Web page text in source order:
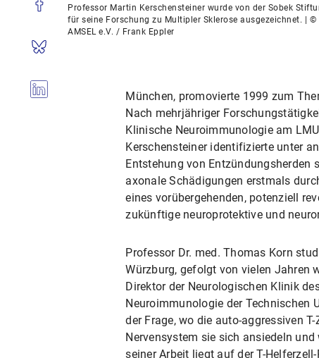
Professor Martin Kerschensteiner wurde von der Sobek
für seine Forschung zu Multipler Sklerose ausgezeichnet. | ©
AMSEL e.V. / Frank Eppler
München, promovierte 1999 zum
Nach mehrjähriger
Klinische Neuroimmunologie am
Kerschensteiner identifizierte unter
Entstehung von Entzündungsherden
axonale Schädigungen erstmals
eines vorübergehenden, potenziell
zukünftige neuroprotektive und
Professor Dr. med. Thomas Korn
Würzburg, gefolgt von vielen Jahren
Direktor der Neurologischen Klinik
Neuroimmunologie der Technischen
der Frage, wo die auto-aggressiven
Nervensystem sie sich ansiedeln
seiner Arbeit liegt auf der T-